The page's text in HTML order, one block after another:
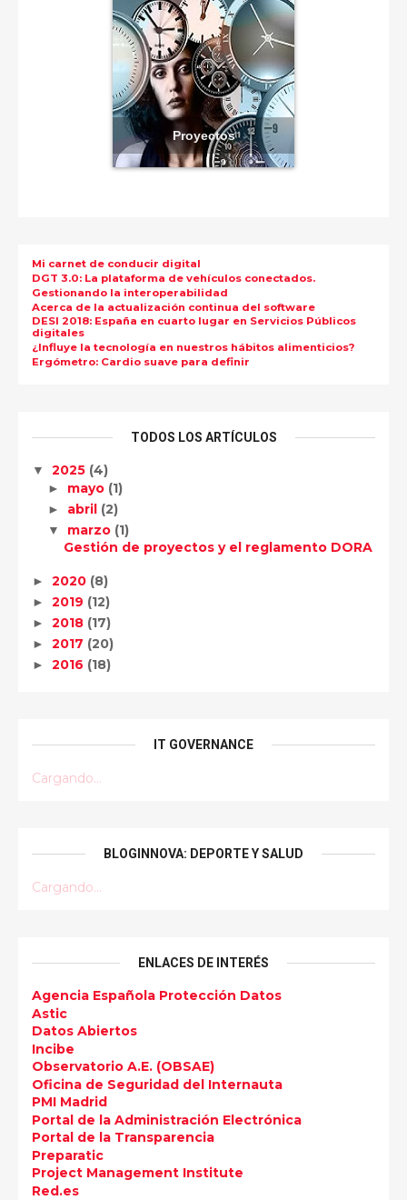
Proyectos
Mi carnet de conducir digital
DGT 3.0: La plataforma de vehículos conectados.
Gestionando la interoperabilidad
Acerca de la actualización continua del software
DESI 2018: España en cuarto lugar en Servicios Públicos
digitales
¿Influye la tecnología en nuestros hábitos alimenticios?
Ergómetro: Cardio suave para definir
TODOS LOS ARTÍCULOS
▼ 2025 (4)
► mayo (1)
► abril (2)
▼ marzo (1)
Gestión de proyectos y el reglamento DORA
► 2020 (8)
► 2019 (12)
► 2018 (17)
► 2017 (20)
► 2016 (18)
IT GOVERNANCE
Cargando...
BLOGINNOVA: DEPORTE Y SALUD
Cargando...
ENLACES DE INTERÉS
Agencia Española Protección Datos
Astic
Datos Abiertos
Incibe
Observatorio A.E. (OBSAE)
Oficina de Seguridad del Internauta
PMI Madrid
Portal de la Administración Electrónica
Portal de la Transparencia
Preparatic
Project Management Institute
Red.es